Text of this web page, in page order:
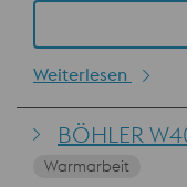
Weiterlesen
BÖHLER
Warmarbeit